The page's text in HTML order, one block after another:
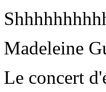
Madeleine
Le concert